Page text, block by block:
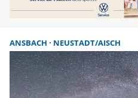
ANSBACH NEUSTADT/AISCH